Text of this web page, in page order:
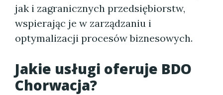
jak i zagranicznych przedsiębiorstw,
wspierając je w zarządzaniu i
optymalizacji procesów biznesowych.
Jakie usługi oferuje BDO
Chorwacja?